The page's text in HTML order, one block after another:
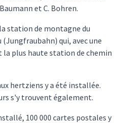
et C. Bohren.
station de montagne du
qui, avec une
la plus haute station de chemin
hertziens y a été installée.
s'y trouvent également.
100 000 cartes postales y